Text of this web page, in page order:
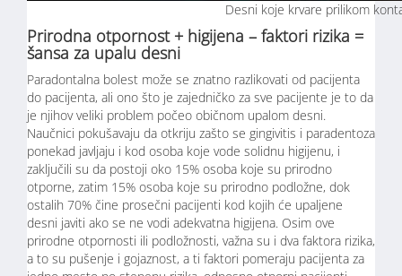
Desni koje krvare prilikom
Prirodna otpornost + higijena – faktori rizika =
šansa za upalu desni
Paradontalna bolest može se znatno razlikovati od pacijenta
do pacijenta, ali ono što je zajedničko za sve pacijente je to da
je njihov veliki problem počeo običnom upalom desni.
Naučnici pokušavaju da otkriju zašto se gingivitis i paradentoza
ponekad javljaju i kod osoba koje vode solidnu higijenu, i
zaključili su da postoji oko 15% osoba koje su prirodno
otporne, zatim 15% osoba koje su prirodno podložne, dok
ostalih 70% čine prosečni pacijenti kod kojih će upaljene
desni javiti ako se ne vodi adekvatna higijena. Osim ove
prirodne otpornosti ili podložnosti, važna su i dva faktora rizika,
a to su pušenje i gojaznost, a ti faktori pomeraju pacijenta za